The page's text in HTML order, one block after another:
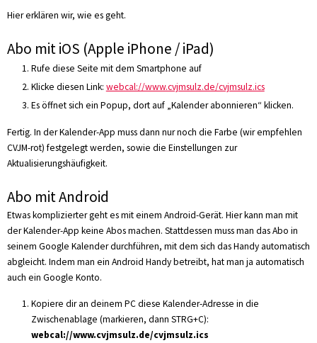
Hier erklären wir, wie es geht.
Abo mit iOS (Apple iPhone / iPad)
Rufe diese Seite mit dem Smartphone auf
Klicke diesen Link: webcal://www.cvjmsulz.de/cvjmsulz.ics
Es öffnet sich ein Popup, dort auf „Kalender abonnieren“ klicken.
Fertig. In der Kalender-App muss dann nur noch die Farbe (wir empfehlen
CVJM-rot) festgelegt werden, sowie die Einstellungen zur
Aktualisierungshäufigkeit.
Abo mit Android
Etwas komplizierter geht es mit einem Android-Gerät. Hier kann man mit
der Kalender-App keine Abos machen. Stattdessen muss man das Abo in
seinem Google Kalender durchführen, mit dem sich das Handy automatisch
abgleicht. Indem man ein Android Handy betreibt, hat man ja automatisch
auch ein Google Konto.
Kopiere dir an deinem PC diese Kalender-Adresse in die
Zwischenablage (markieren, dann STRG+C):
webcal://www.cvjmsulz.de/cvjmsulz.ics